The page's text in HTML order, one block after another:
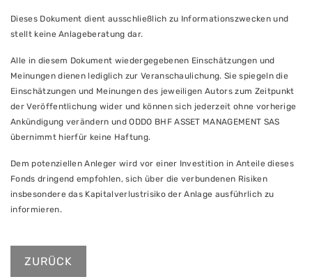
Dieses Dokument dient ausschließlich zu Informationszwecken und
stellt keine Anlageberatung dar.
Alle in diesem Dokument wiedergegebenen Einschätzungen und
Meinungen dienen lediglich zur Veranschaulichung. Sie spiegeln die
Einschätzungen und Meinungen des jeweiligen Autors zum Zeitpunkt
der Veröffentlichung wider und können sich jederzeit ohne vorherige
Ankündigung verändern und ODDO BHF ASSET MANAGEMENT SAS
übernimmt hierfür keine Haftung.
Dem potenziellen Anleger wird vor einer Investition in Anteile dieses
Fonds dringend empfohlen, sich über die verbundenen Risiken
insbesondere das Kapitalverlustrisiko der Anlage ausführlich zu
informieren.
ZURÜCK